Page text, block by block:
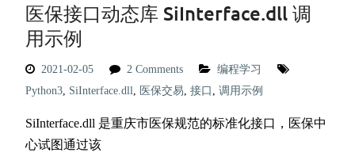
医保接口动态库 SiInterface.dll 调
用示例
2021-02-05 2 Comments
编程学习
Python3, SiInterface.dll, 医保交易, 接口 , 调用示例
SiInterface.dll 是重庆市医保规范的标准化接口，医保中
心试图通过该